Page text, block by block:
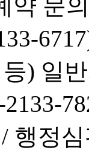
약 문
) 일
행정심